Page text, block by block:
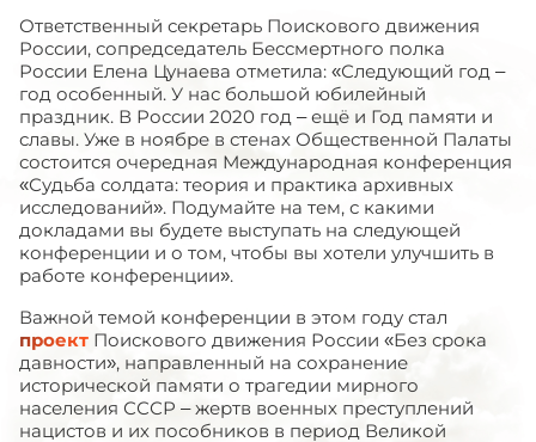
Ответственный секретарь Поискового движения
России, сопредседатель Бессмертного полка
России Елена Цунаева отметила: «Следующий год –
год особенный. У нас большой юбилейный
праздник. В России 2020 год – ещё и Год памяти и
славы. Уже в ноябре в стенах Общественной Палаты
состоится очередная Международная конференция
«Судьба солдата: теория и практика архивных
исследований». Подумайте на тем, с какими
докладами вы будете выступать на следующей
конференции и о том, чтобы вы хотели улучшить в
работе конференции».
Важной темой конференции в этом году стал
проект Поискового движения России «Без срока
давности», направленный на сохранение
исторической памяти о трагедии мирного
населения СССР – жертв военных преступлений
нацистов и их пособников в период Великой